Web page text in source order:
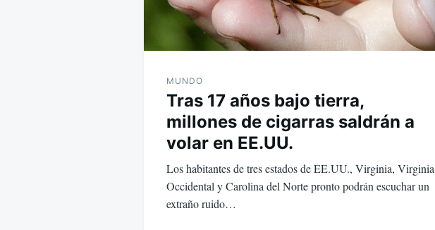
MUNDO
Tras 17 años bajo tierra,
millones de cigarras saldrán a
volar en EE.UU.
Los habitantes de tres estados de EE.UU., Virginia, Virginia
Occidental y Carolina del Norte pronto podrán escuchar un
extraño ruido…